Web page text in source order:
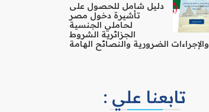
دليل شامل للحصول على
تأشيرة دخول مصر
لحاملي الجنسية
الجزائرية الشروط
والإجراءات الضرورية والنصائح الهامة
تابعنا علي :